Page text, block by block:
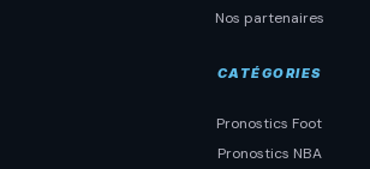
Nos partenaires
CATÉGORIES
Pronostics Foot
Pronostics NBA